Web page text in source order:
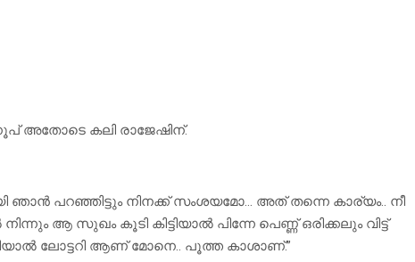
അതോടെ കലി രാജേഷിന്.
ഞാൻ പറഞ്ഞിട്ടും നിനക്ക് സംശയമോ… അത് തന്നെ കാര്യം.. നീ
ആ സുഖം കൂടി കിട്ടിയാൽ പിന്നേ പെണ്ണ് ഒരിക്കലും വിട്ട്
ലോട്ടറി ആണ് മോനെ.. പൂത്ത കാശാണ്.”